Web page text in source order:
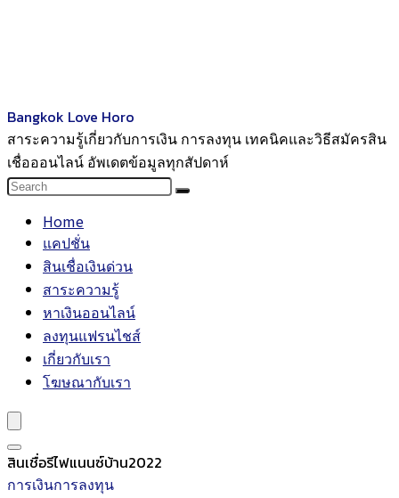
Bangkok Love Horo
สาระความรู้เกี่ยวกับการเงิน การลงทุน เทคนิคและวิธีสมัครสิน
เชื่อออนไลน์ อัพเดตข้อมูลทุกสัปดาห์
Home
แคปชั่น
สินเชื่อเงินด่วน
สาระความรู้
หาเงินออนไลน์
ลงทุนแฟรนไชส์
เกี่ยวกับเรา
โฆษณากับเรา
สินเชื่อรีไฟแนนซ์บ้าน2022
การเงินการลงทุน